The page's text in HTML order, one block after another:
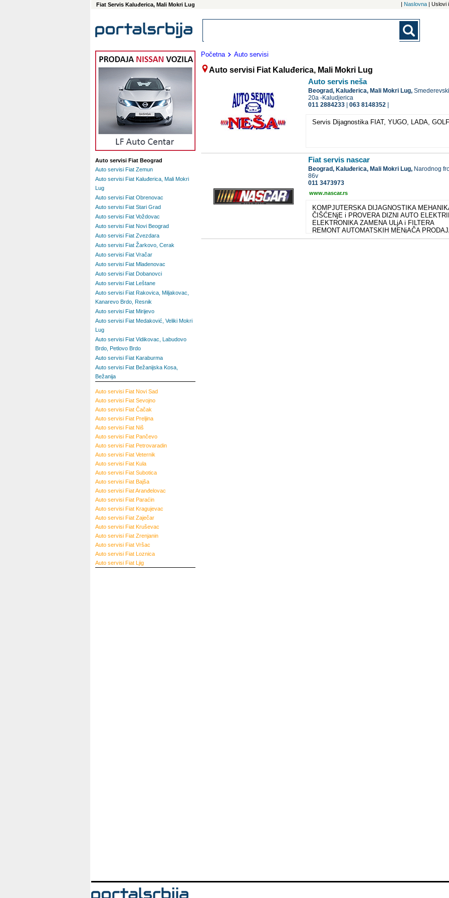
Fiat Servis Kaluđerica, Mali Mokri Lug | Naslovna | Uslovi
Početna Auto servisi
Auto servisi Fiat Kaluđerica, Mali Mokri Lug
Auto servis neša
Beograd, Kaluđerica, Mali Mokri Lug,
20a -Kaludjerica
011 2884233 |063 8148352
Servis Dijagnostika FIAT, YUGO, LADA, GOLF
Fiat servis nascar
Beograd, Kaluđerica, Mali Mokri Lug, Narodnog
86v
011 3473973
www.nascar.rs
KOMPJUTERSKA DIJAGNOSTIKA
ČIŠĆENjE i PROVERA DIZNI AUTO
ELEKTRONIKA ZAMENA ULjA i FILTERA
REMONT AUTOMATSKIH MENjAČA
POLOVNIH AUTOMOBILA RADNO VREME
Auto servisi Fiat Beograd
Auto servisi Fiat Zemun
Auto servisi Fiat Kaluđerica, Mali Mokri
Lug
Auto servisi Fiat Obrenovac
Auto servisi Fiat Stari Grad
Auto servisi Fiat Voždovac
Auto servisi Fiat Novi Beograd
Auto servisi Fiat Zvezdara
Auto servisi Fiat Žarkovo, Cerak
Auto servisi Fiat Vračar
Auto servisi Fiat Mladenovac
Auto servisi Fiat Dobanovci
Auto servisi Fiat Leštane
Auto servisi Fiat Rakovica, Miljakovac,
Kanarevo Brdo, Resnik
Auto servisi Fiat Mirijevo
Auto servisi Fiat Medaković, Veliki Mokri
Lug
Auto servisi Fiat Vidikovac, Labudovo
Brdo, Petlovo Brdo
Auto servisi Fiat Karaburma
Auto servisi Fiat Bežanijska Kosa,
Bežanija
Auto servisi Fiat Novi Sad
Auto servisi Fiat Sevojno
Auto servisi Fiat Čačak
Auto servisi Fiat Preljina
Auto servisi Fiat Niš
Auto servisi Fiat Pančevo
Auto servisi Fiat Petrovaradin
Auto servisi Fiat Veternik
Auto servisi Fiat Kula
Auto servisi Fiat Subotica
Auto servisi Fiat Bajša
Auto servisi Fiat Aranđelovac
Auto servisi Fiat Paraćin
Auto servisi Fiat Kragujevac
Auto servisi Fiat Zaječar
Auto servisi Fiat Kruševac
Auto servisi Fiat Zrenjanin
Auto servisi Fiat Vršac
Auto servisi Fiat Loznica
Auto servisi Fiat Ljig